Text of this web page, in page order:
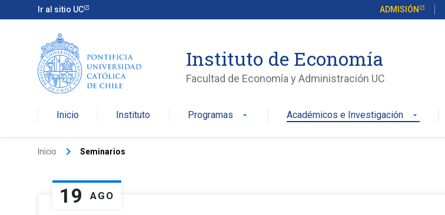
Ir al sitio UC ADMISIÓN
Instituto de Economía
Facultad de Economía y Administración UC
Inicio Instituto Programas arrow_drop_down Académicos e Investigación arrow_drop_down
Inicio keyboard_arrow_right Seminarios
19 AGO